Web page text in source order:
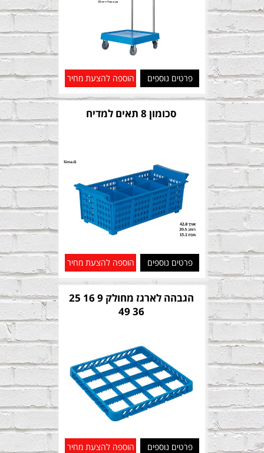
פרטים נוספים הוספה להצעת מחיר
סכומון 8 תאים למדיח
פרטים נוספים הוספה להצעת מחיר
הגבהה לארגז מחולק 9 16 25
36 49
פרטים נוספים הוספה להצעת מחיר